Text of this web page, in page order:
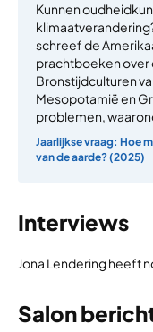
Kunnen
schreef de
prachtboeken over
Bronstijdculturen
Mesopotamië en
problemen,
Jaarlijkse vraag: Hoe
van de aarde? (2025)
Interviews
Jona Lendering heeft
Salon